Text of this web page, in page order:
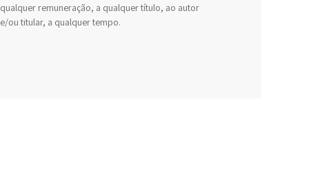
qualquer remuneração, a qualquer título, ao autor
e/ou titular, a qualquer tempo.